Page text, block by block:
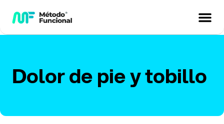
Dolor de pie y tobillo